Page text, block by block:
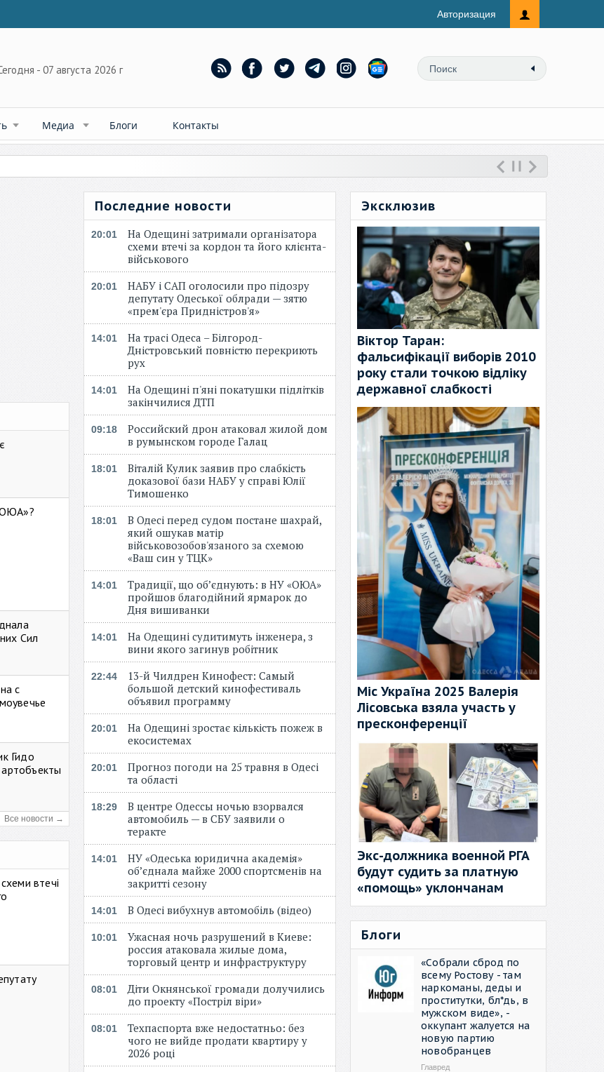
Авторизация
- 07 августа 2026 г
Медиа Блоги Контакты
Сил
с
Гидо
артобъекты
Все новости →
втечі
Последние новости
20:01
На Одещині затримали організатора
схеми втечі за кордон та його клієнта-
військового
20:01
НАБУ і САП оголосили про підозру
депутату Одеської облради — зятю
«прем'єра Придністров'я»
14:01
На трасі Одеса – Білгород-
Дністровський повністю перекриють
рух
14:01
На Одещині п'яні покатушки підлітків
закінчилися ДТП
09:18
Российский дрон атаковал жилой дом
в румынском городе Галац
18:01
Віталій Кулик заявив про слабкість
доказової бази НАБУ у справі Юлії
Тимошенко
18:01
В Одесі перед судом постане шахрай,
який ошукав матір
військовозобов'язаного за схемою
«Ваш син у ТЦК»
14:01
Традиції, що об’єднують: в НУ «ОЮА»
пройшов благодійний ярмарок до
Дня вишиванки
14:01
На Одещині судитимуть інженера, з
вини якого загинув робітник
22:44
13-й Чилдрен Кинофест: Самый
большой детский кинофестиваль
объявил программу
20:01
На Одещині зростає кількість пожеж в
екосистемах
20:01
Прогноз погоди на 25 травня в Одесі
та області
18:29
В центре Одессы ночью взорвался
автомобиль — в СБУ заявили о
теракте
14:01
НУ «Одеська юридична академія»
об’єднала майже 2000 спортсменів на
закритті сезону
14:01 В Одесі вибухнув автомобіль (відео)
10:01
Ужасная ночь разрушений в Киеве:
россия атаковала жилые дома,
торговый центр и инфраструктуру
08:01
Діти Окнянської громади долучились
до проекту «Постріл віри»
08:01
Техпаспорта вже недостатньо: без
чого не вийде продати квартиру у
2026 році
Эксклюзив
Віктор Таран:
фальсифікації виборів 2010
року стали точкою відліку
державної слабкості
Міс Україна 2025 Валерія
Лісовська взяла участь у
пресконференції
Экс-должника военной РГА
будут судить за платную
«помощь» уклончанам
Блоги
«Собрали сброд по
всему Ростову - там
наркоманы, деды и
проститутки, бл*дь, в
мужском виде», -
оккупант жалуется на
новую партию
новобранцев
Главред